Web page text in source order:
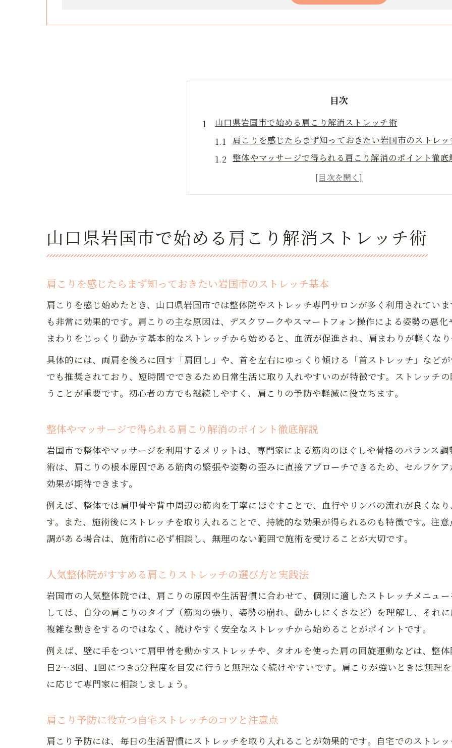
目次
山口県岩国市で始める肩こり解消ストレッチ術
肩こりを感じたらまず知っておきたい岩国市のストレッ
整体やマッサージで得られる肩こり解消のポイント徹底
人気整体院がすすめる肩こりストレッチの選び方と実践法
肩こり予防に役立つ自宅ストレッチのコツと注意点
肩こりをほぐす岩国市発ストレッチ習慣
肩こり改善に効果的な岩国市オリジナルのストレッチ法
女性向け肩こりストレッチでリラックスできる秘訣
肩こり経験者が実感したおすすめストレッチ習慣
カイロプラクティックで肩こりをほぐす日常の工夫
続けやすい自宅ストレッチで肩こり対策
岩国市の整体が伝授する毎日できる肩こりケア習慣
ストレッチ初心者でも安心の肩こり対策ポイント
肩こりと腰痛を同時にケアできる自宅ストレッチ
肩こりがつらい方に岩国市流セルフケアを徹底解説
肩こりや腰痛の原因から見直す日常生活のポイント
女性も実践したい肩こりセルフケアのコツ紹介
快適な毎日に導く肩こりストレッチの極意
整体・マッサージ活用で肩こり知らずの毎日へ
肩こり予防に欠かせない正しいストレッチ習慣とは
スポーツ整体から学ぶ肩こりケアの新常識を紹介
女性に嬉しい肩こりストレッチで美姿勢をサポート
岩国市で人気の肩こりセルフケア方法
肩こりセルフケアで岩国市の女性に支持される方法
口コミで話題の肩こり解消ストレッチ実践ガイド
岩国市整体発セルフケアで肩こり卒業を目指そう
山口県岩国市で始める肩こり解消ストレッチ術
肩こりを感じたらまず知っておきたい岩国市のストレッチ基本
肩こりを感じ始めたとき、山口県岩国市では整体院やストレッチ専門サロンが多く利用されてい
も非常に効果的です。肩こりの主な原因は、デスクワークやスマートフォン操作による姿勢の悪
まわりをじっくり動かす基本的なストレッチから始めると、血流が促進され、肩まわりが軽くなり
具体的には、両肩を後ろに回す「肩回し」や、首を左右にゆっくり傾ける「首ストレッチ」など
でも推奨されており、短時間でできるため日常生活に取り入れやすいのが特徴です。ストレッチ
うことが重要です。初心者の方でも継続しやすく、肩こりの予防や軽減に役立ちます。
整体やマッサージで得られる肩こり解消のポイント徹底解説
岩国市で整体やマッサージを利用するメリットは、専門家による筋肉のほぐしや骨格のバランス
術は、肩こりの根本原因である筋肉の緊張や姿勢の歪みに直接アプローチできるため、セルフケ
効果が期待できます。
例えば、整体では肩甲骨や背中周辺の筋肉を丁寧にほぐすことで、血行やリンパの流れが良くな
す。また、施術後にストレッチを取り入れることで、持続的な効果が得られるのも特徴です。注
調がある場合は、施術前に必ず相談し、無理のない範囲で施術を受けることが大切です。
人気整体院がすすめる肩こりストレッチの選び方と実践法
岩国市の人気整体院では、肩こりの原因や生活習慣に合わせて、個別に適したストレッチメニュ
しては、自分の肩こりのタイプ（筋肉の張り、姿勢の崩れ、動かしにくさなど）を理解し、それ
複雑な動きをするのではなく、続けやすく安全なストレッチから始めることがポイントです。
例えば、壁に手をついて肩甲骨を動かすストレッチや、タオルを使った肩の回旋運動などは、整
日2〜3回、1回につき5分程度を目安に行うと無理なく続けやすいです。肩こりが強いときは無理
に応じて専門家に相談しましょう。
肩こり予防に役立つ自宅ストレッチのコツと注意点
肩こり予防には、毎日の生活習慣にストレッチを取り入れることが効果的です。自宅でのストレ
お問い合わせはこちら
お問い合わせはこちら